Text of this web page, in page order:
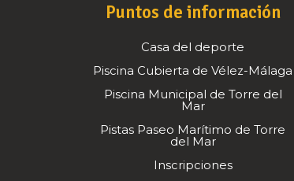
Puntos de información
Casa del deporte
Piscina Cubierta de Vélez-Málaga
Piscina Municipal de Torre del
Mar
Pistas Paseo Marítimo de Torre
del Mar
Inscripciones